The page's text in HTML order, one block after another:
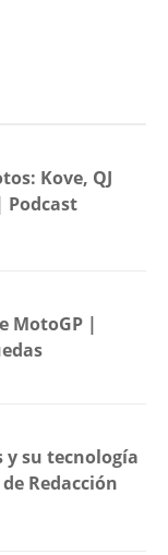
Kove, QJ
Podcast
MotoGP |
y su tecnología
Redacción